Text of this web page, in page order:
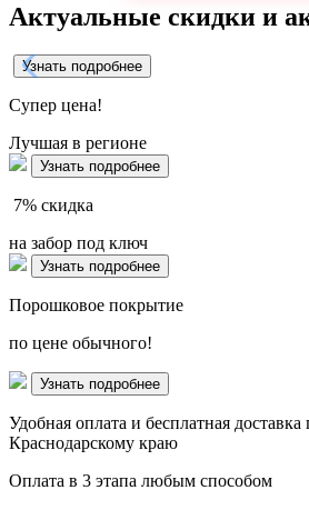
Актуальные скидки и
Узнать подробнее
Супер цена!
Лучшая в регионе
Узнать подробнее
7% скидка
на забор под ключ
Узнать подробнее
Порошковое покрытие
по цене обычного!
Узнать подробнее
Удобная оплата и бесплатная доставка
Краснодарскому краю
Оплата в 3 этапа любым способом